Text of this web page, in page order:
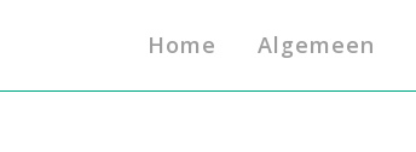
Home Algemeen